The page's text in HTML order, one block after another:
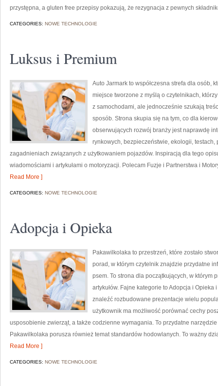
przystępna, a gluten free przepisy pokazują, że rezygnacja z pewnych
CATEGORIES: NOWE TECHNOLOGIE
Luksus i Premium
Auto Jarmark to współczesna strefa dla osób,
miejsce tworzone z myślą o czytelnikach,
z samochodami, ale jednocześnie szukają
sposób. Strona skupia się na tym, co dla
obserwujących rozwój branży jest naprawdę
rynkowych, bezpieczeństwie, ekologii,
zagadnieniach związanych z użytkowaniem pojazdów. Inspiracją dla tego
wiadomościami i artykułami o motoryzacji. Polecam Fuzje i Partnerstwa i
Read More ]
CATEGORIES: NOWE TECHNOLOGIE
Adopcja i Opieka
Pakawilkolaka to przestrzeń, które zostało
porad, w którym czytelnik znajdzie przydatne
psem. To strona dla początkujących, w którym
artykułów. Fajne kategorie to Adopcja i
znaleźć rozbudowane prezentacje wielu
użytkownik ma możliwość porównać cechy
usposobienie zwierząt, a także codzienne wymagania. To przydatne
Pakawilkolaka porusza również temat standardów hodowlanych. To ważny
Read More ]
CATEGORIES: NOWE TECHNOLOGIE